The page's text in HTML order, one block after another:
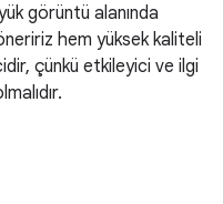
görüntü alanında
hem yüksek kaliteli
çünkü etkileyici ve ilgi